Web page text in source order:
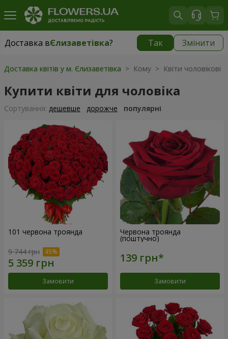
Доставка вЄлизаветівка? Так Змінити
Доставка вЄлизаветівка| безкоштовно
Доставка квітів у м. Єлизаветівка > Кому > Квіти чоловікові
Купити квіти для чоловіка
Сортування: дешевше дорожче популярні
101 червона троянда
9 744 грн
Замовити
Червона троянда
(поштучно)
Замовити